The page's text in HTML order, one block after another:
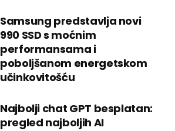
Samsung predstavlja novi
990 SSD s moćnim
performansama i
poboljšanom energetskom
učinkovitošću
Najbolji chat GPT besplatan:
pregled najboljih AI